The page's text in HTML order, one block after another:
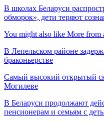
В школах Беларуси
обморок», дети теряют
You might also like More from
В Лепельском районе
браконьерстве
Самый высокий открытый
Могилеве
В Беларуси продолжают
пенсионерам и семьям с